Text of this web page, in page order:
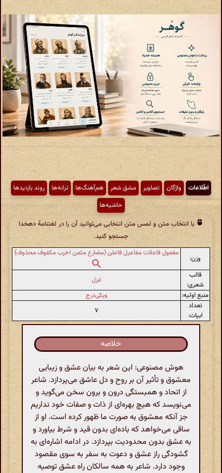
اطّلاعات واژگان تصاویر مشق شعر هم‌آهنگ‌ها ترانه‌ها
روند بازدیدها
حاشیه‌ها
با انتخاب متن و لمس متن انتخابی می‌توانید آن را در لغتنامهٔ دهخدا
جستجو کنید.
وزن:
مفعول فاعلات مفاعیل فاعلن (مضارع مثمن اخرب مکفوف محذوف)
قالب
شعری:
غزل
منبع اولیه:
ویکی‌درج
تعداد
ابیات:
۷
خلاصه
هوش مصنوعی: این شعر به بیان عشق و زیبایی
معشوق و تأثیر آن بر روح و دل عاشق می‌پردازد. شاعر
از اتحاد و همبستگی درون و برون سخن می‌گوید و
می‌نویسد که هیچ بهره‌ای از ذات و صفات خود نداریم
جز آنکه معشوق به صورت ما ظهور کرده است. او از
ساقی می‌خواهد که باده‌ای بدون قید و شرط بیاورد و
به عشق بدون محدودیت بپردازد. در ادامه اشاره‌ای به
گشودگی راز عشق و دعوت به سفر به سوی مقصود
وجود دارد. شاعر به همه سالکان راه عشق توصیه